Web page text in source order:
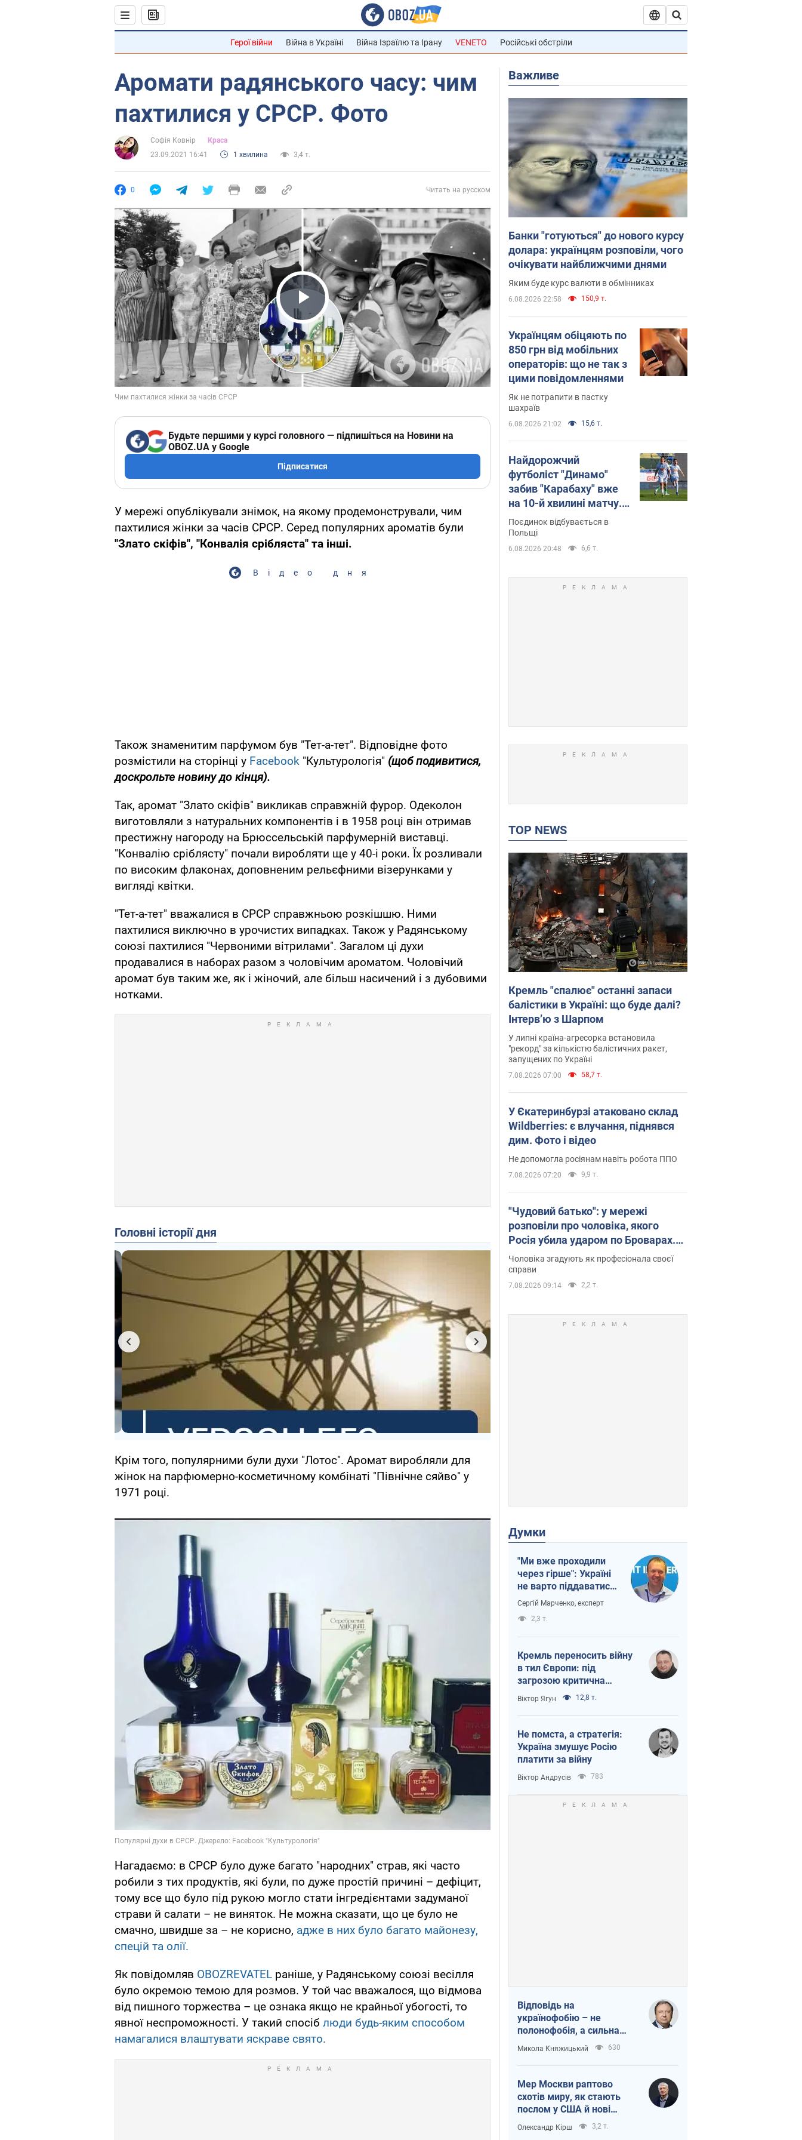
Герої війни Війна в Україні Війна Ізраїлю та Ірану VENETO Російські обстріли
Аромати радянського часу: чим
пахтилися у СРСР. Фото
Софія Ковнір
Краса
23.09.2021 16:41
1 хвилина 3,4 т.
0 Читать на русском
Play Video
Будьте першими у курсі головного — підпишіться на Новини на
OBOZ.UA у Google
Підписатися
У мережі опублікували знімок, на якому продемонстрували, чим
пахтилися жінки за часів СРСР. Серед популярних ароматів були
"Злато скіфів", "Конвалія срібляста" та інші.
Відео дня
Також знаменитим парфумом був "Тет-а-тет". Відповідне фото
розмістили на сторінці у Facebook "Культурологія" (щоб подивитися,
доскрольте новину до кінця).
Так, аромат "Злато скіфів" викликав справжній фурор. Одеколон
виготовляли з натуральних компонентів і в 1958 році він отримав
престижну нагороду на Брюссельській парфумерній виставці.
"Конвалію сріблясту" почали виробляти ще у 40-і роки. Їх розливали
по високим флаконах, доповненим рельєфними візерунками у
вигляді квітки.
"Тет-а-тет" вважалися в СРСР справжньою розкішшю. Ними
пахтилися виключно в урочистих випадках. Також у Радянському
союзі пахтилися "Червоними вітрилами". Загалом ці духи
продавалися в наборах разом з чоловічим ароматом. Чоловічий
аромат був таким же, як і жіночий, але більш насичений і з дубовими
нотками.
Головні історії дня
Крім того, популярними були духи "Лотос". Аромат виробляли для
жінок на парфюмерно-косметичному комбінаті "Північне сяйво" у
1971 році.
Нагадаємо: в СРСР було дуже багато "народних" страв, які часто
робили з тих продуктів, які були, по дуже простій причині – дефіцит,
тому все що було під рукою могло стати інгредієнтами задуманої
страви й салати – не виняток. Не можна сказати, що це було не
смачно, швидше за – не корисно, адже в них було багато майонезу,
спецій та олії.
Як повідомляв OBOZREVATEL раніше, у Радянському союзі весілля
було окремою темою для розмов. У той час вважалося, що відмова
від пишного торжества – це ознака якщо не крайньої убогості, то
явної неспроможності. У такий спосіб люди будь-яким способом
намагалися влаштувати яскраве свято.
Важливе
Банки "готуються" до нового курсу
долара: українцям розповіли, чого
очікувати найближчими днями
Яким буде курс валюти в обмінниках
6.08.2026 22:58 150,9 т.
Українцям обіцяють по
850 грн від мобільних
операторів: що не так з
цими повідомленнями
Як не потрапити в пастку
шахраїв
6.08.2026 21:02 15,6 т.
Найдорожчий
футболіст "Динамо"
забив "Карабаху" вже
на 10-й хвилині матчу.
Відео
Поєдинок відбувається в
Польщі
6.08.2026 20:48 6,6 т.
TOP NEWS
Кремль "спалює" останні запаси
балістики в Україні: що буде далі?
Інтерв’ю з Шарпом
У липні країна-агресорка встановила
"рекорд" за кількістю балістичних ракет,
запущених по Україні
7.08.2026 07:00 58,7 т.
У Єкатеринбурзі атаковано склад
Wildberries: є влучання, піднявся
дим. Фото і відео
Не допомогла росіянам навіть робота ППО
7.08.2026 07:20 9,9 т.
"Чудовий батько": у мережі
розповіли про чоловіка, якого
Росія убила ударом по Броварах.
Фото
Чоловіка згадують як професіонала своєї
справи
7.08.2026 09:14 2,2 т.
Думки
"Ми вже проходили
через гірше": Україні
не варто піддаватися
зневірі через
Сергій Марченко, експерт
2,3 т.
Кремль переносить війну
в тил Європи: під
загрозою критична
логістика
Віктор Ягун 12,8 т.
Не помста, а стратегія:
Україна змушує Росію
платити за війну
Віктор Андрусів 783
Відповідь на
українофобію – не
полонофобія, а сильна
українська держава
Микола Княжицький 630
Мер Москви раптово
схотів миру, як стають
послом у США й нові
українські топ-рейтинги
Олександр Кірш 3,2 т.